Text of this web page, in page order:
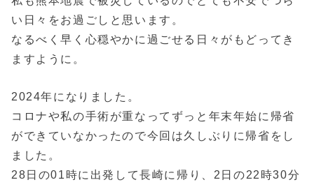
い日々をお過ごしと思います。
なるべく早く心穏やかに過ごせる日々がもどってき
ますように。
2024年になりました。
コロナや私の手術が重なってずっと年末年始に帰省
ができていなかったので今回は久しぶりに帰省をし
ました。
28日の01時に出発して長崎に帰り、2日の22時30分